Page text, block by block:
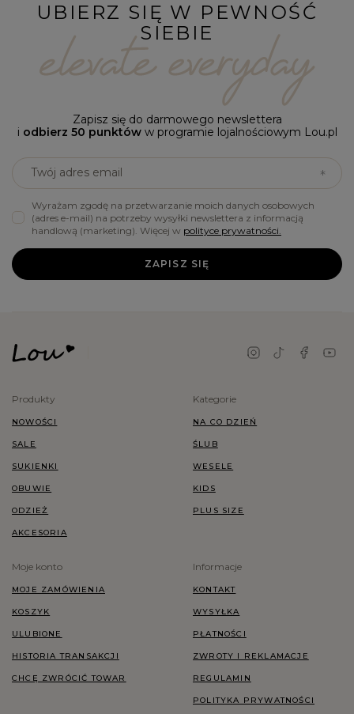
UBIERZ SIĘ W PEWNOŚĆ
SIEBIE
Zapisz się do darmowego newslettera
i odbierz 50 punktóww programie lojalnościowym Lou.pl
Twój adres email
Wyrażam zgodę na przetwarzanie moich danych osobowych
(adres e-mail) na potrzeby wysyłki newslettera z informacją
handlową (marketing). Więcej w polityce prywatności.
ZAPISZ SIĘ
Produkty
NOWOŚCI
SALE
SUKIENKI
OBUWIE
ODZIEŻ
AKCESORIA
Kategorie
NA CO DZIEŃ
ŚLUB
WESELE
KIDS
PLUS SIZE
Moje konto
MOJE ZAMÓWIENIA
KOSZYK
ULUBIONE
HISTORIA TRANSAKCJI
CHCĘ ZWRÓCIĆ TOWAR
Informacje
KONTAKT
WYSYŁKA
PŁATNOŚCI
ZWROTY I REKLAMACJE
REGULAMIN
POLITYKA PRYWATNOŚCI